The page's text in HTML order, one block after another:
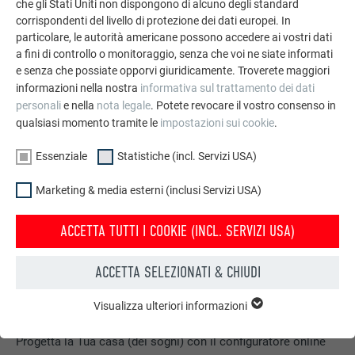
GUARDA ALTRE REFERENZE
Progetta la Tua casa (dei sogni) con il configuratore online
che gli Stati Uniti non dispongono di alcuno degli standard
corrispondenti del livello di protezione dei dati europei. In
particolare, le autorità americane possono accedere ai vostri dati
a fini di controllo o monitoraggio, senza che voi ne siate informati
e senza che possiate opporvi giuridicamente. Troverete maggiori
informazioni nella nostra informativa sul trattamento dei dati
personalie nella nota legale. Potete revocare il vostro consenso in
qualsiasi momento tramite le impostazioni sui cookie.
Essenziale Statistiche (incl. Servizi USA)
Marketing & media esterni (inclusi Servizi USA)
ACCETTA TUTTI I COOKIE (INCL. SERVIZI USA)
ACCETTA SELEZIONATI & CHIUDI
funzionamento basilare del sito web. Grazie ad essi si
Visualizza ulteriori informazioni